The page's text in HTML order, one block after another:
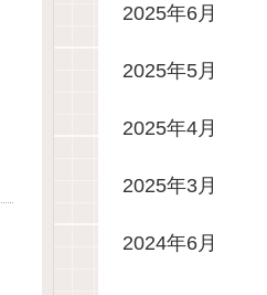
2025年6月
2025年5月
2025年4月
2025年3月
2024年6月